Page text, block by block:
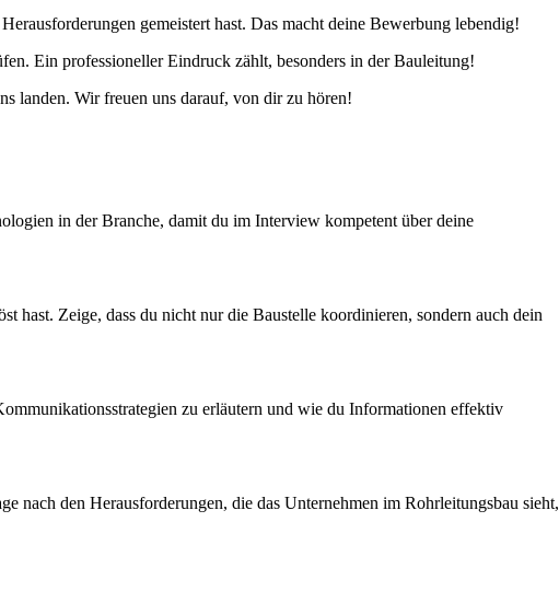
gemeistert hast. Das macht deine Bewerbung lebendig!
Ein professioneller Eindruck zählt, besonders in der Bauleitung!
landen. Wir freuen uns darauf, von dir zu hören!
in der Branche, damit du im Interview kompetent über deine
hast. Zeige, dass du nicht nur die Baustelle koordinieren, sondern auch dein
zu erläutern und wie du Informationen effektiv
nach den Herausforderungen, die das Unternehmen im Rohrleitungsbau sieht,